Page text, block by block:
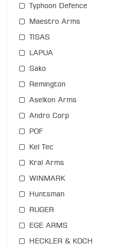
Typhoon Defence
Maestro Arms
TISAS
LAPUA
Sako
Remington
Aselkon Arms
Andro Corp
POF
Kel Tec
Kral Arms
WINMARK
Huntsman
RUGER
EGE ARMS
HECKLER & KOCH